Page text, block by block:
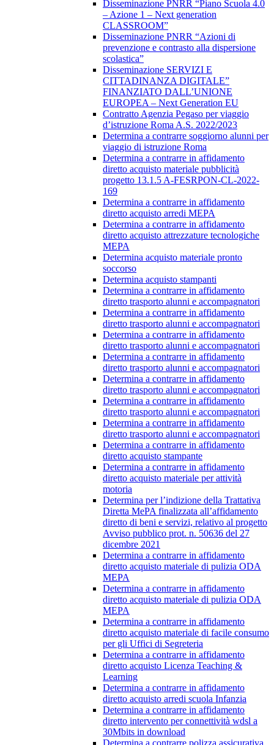
Disseminazione PNRR “Piano Scuola 4.0
– Azione 1 – Next generation
CLASSROOM”
Disseminazione PNRR “Azioni di
prevenzione e contrasto alla dispersione
scolastica”
Disseminazione SERVIZI E
CITTADINANZA DIGITALE”
FINANZIATO DALL’UNIONE
EUROPEA – Next Generation EU
Contratto Agenzia Pegaso per viaggio
d’istruzione Roma A.S. 2022/2023
Determina a contrarre soggiorno alunni per
viaggio di istruzione Roma
Determina a contrarre in affidamento
diretto acquisto materiale pubblicità
progetto 13.1.5 A-FESRPON-CL-2022-
169
Determina a contrarre in affidamento
diretto acquisto arredi MEPA
Determina a contrarre in affidamento
diretto acquisto attrezzature tecnologiche
MEPA
Determina acquisto materiale pronto
soccorso
Determina acquisto stampanti
Determina a contrarre in affidamento
diretto trasporto alunni e accompagnatori
Determina a contrarre in affidamento
diretto trasporto alunni e accompagnatori
Determina a contrarre in affidamento
diretto trasporto alunni e accompagnatori
Determina a contrarre in affidamento
diretto trasporto alunni e accompagnatori
Determina a contrarre in affidamento
diretto trasporto alunni e accompagnatori
Determina a contrarre in affidamento
diretto trasporto alunni e accompagnatori
Determina a contrarre in affidamento
diretto trasporto alunni e accompagnatori
Determina a contrarre in affidamento
diretto acquisto stampante
Determina a contrarre in affidamento
diretto acquisto materiale per attività
motoria
Determina per l’indizione della Trattativa
Diretta MePA finalizzata all’affidamento
diretto di beni e servizi, relativo al progetto
Avviso pubblico prot. n. 50636 del 27
dicembre 2021
Determina a contrarre in affidamento
diretto acquisto materiale di pulizia ODA
MEPA
Determina a contrarre in affidamento
diretto acquisto materiale di pulizia ODA
MEPA
Determina a contrarre in affidamento
diretto acquisto materiale di facile consumo
per gli Uffici di Segreteria
Determina a contrarre in affidamento
diretto acquisto Licenza Teaching &
Learning
Determina a contrarre in affidamento
diretto acquisto arredi scuola Infanzia
Determina a contrarre in affidamento
diretto intervento per connettività wdsl a
30Mbits in download